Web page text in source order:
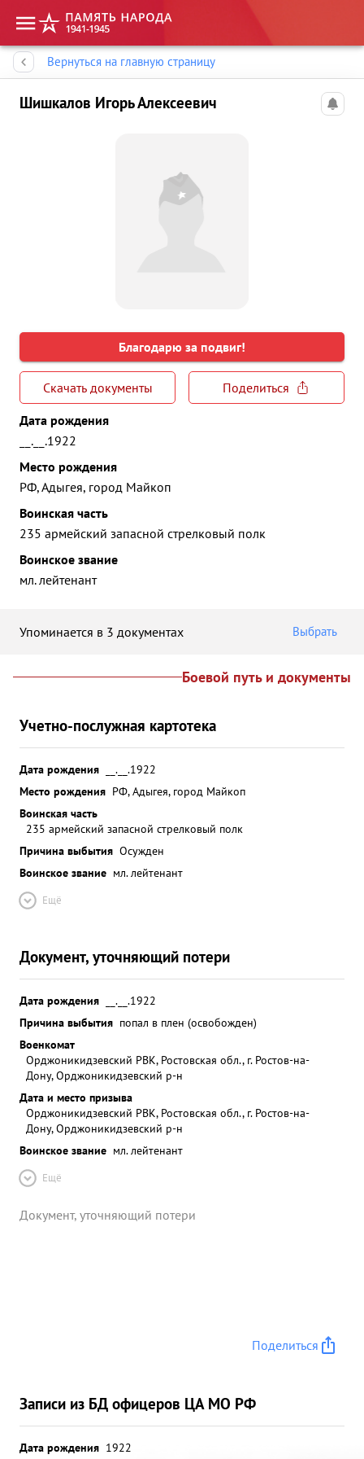
Вернуться на главную страницу
Шишкалов Игорь Алексеевич
Благодарю за подвиг!
Скачать документы
Поделиться
Дата рождения
__.__.1922
Место рождения
РФ, Адыгея, город Майкоп
Воинская часть
235 армейский запасной стрелковый полк
Воинское звание
мл. лейтенант
Упоминается в 3 документах Выбрать
Боевой путь и документы
Учетно-послужная картотека
Дата рождения
__.__.1922
Место рождения РФ, Адыгея, город Майкоп
Воинская часть
235 армейский запасной стрелковый полк
Причина выбытия Осужден
Воинское звание мл. лейтенант
Ещё
Документ, уточняющий потери
Дата рождения
__.__.1922
Причина выбытия попал в плен (освобожден)
Военкомат
Орджоникидзевский РВК, Ростовская обл., г. Ростов-на-
Дону, Орджоникидзевский р-н
Дата и место призыва
Орджоникидзевский РВК, Ростовская обл., г. Ростов-на-
Дону, Орджоникидзевский р-н
Воинское звание мл. лейтенант
Ещё
Документ, уточняющий потери
Поделиться
Записи из БД офицеров ЦА МО РФ
Дата рождения 1922
Память народа